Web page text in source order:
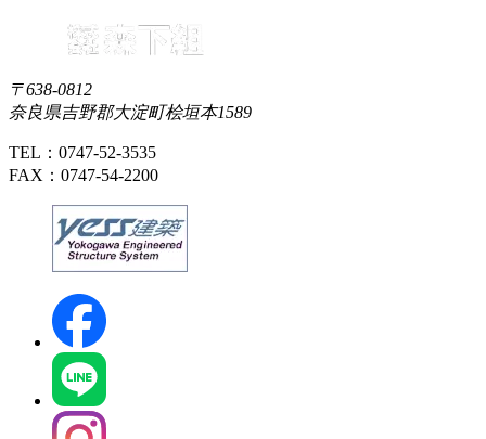
〒638-0812
奈良県吉野郡大淀町桧垣本1589
TEL：0747-52-3535
FAX：0747-54-2200